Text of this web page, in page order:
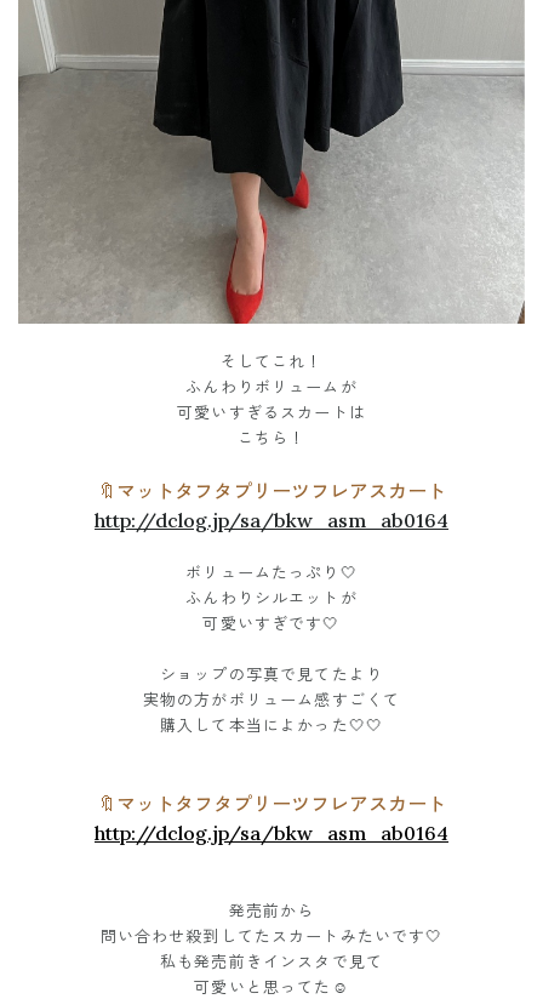
そしてこれ！
ふんわりボリュームが
可愛いすぎるスカートは
こちら！
🔖マットタフタプリーツフレアスカート
http://dclog.jp/sa/bkw_asm_ab0164
ボリュームたっぷり🤍
ふんわりシルエットが
可愛いすぎです🤍
ショップの写真で見てたより
実物の方がボリューム感すごくて
購入して本当によかった🤍🤍
🔖マットタフタプリーツフレアスカート
http://dclog.jp/sa/bkw_asm_ab0164
発売前から
問い合わせ殺到してたスカートみたいです🤍
私も発売前きインスタで見て
可愛いと思ってた☺️